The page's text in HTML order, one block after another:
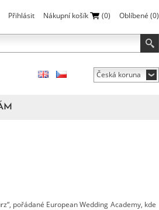
Přihlásit Nákupní košík (0) Oblíbené (0)
Česká koruna
pořádané European Wedding Academy, kde